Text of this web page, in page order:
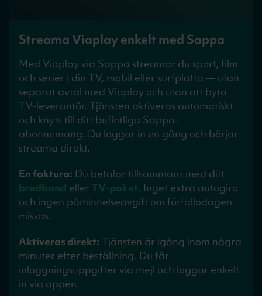
Streama Viaplay enkelt med Sappa
Med Viaplay via Sappa streamar du sport, film
och serier i din TV, mobil eller surfplatta — utan
separat avtal med Viaplay och utan att byta
TV-leverantör. Tjänsten aktiveras automatiskt
och knyts till ditt befintliga Sappa-
abonnemang. Du loggar in en gång och börjar
streama direkt.
En faktura: Du betalar tillsammans med ditt
bredband eller TV-paket. Inget extra autogiro
och ingen påminnelseavgift om förfallodagen
missas.
Aktiveras direkt: Tjänsten är igång inom några
minuter efter beställning. Du får
inloggningsuppgifter via mejl och loggar enkelt
in via appen.